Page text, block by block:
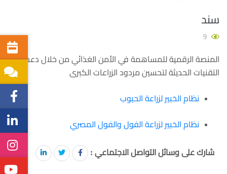
سند
المنصة الرقمية للمساهمة في الأمن الغذائي من خلال دعم نقل
التقنيات الحديثة لتحسين مردود الزراعات الكبرى
نظام الخبير لزراعة الحبوب
نظام الخبير لزراعة الفول والفول المصري
شارك على وسائل التواصل الاجتماعي :